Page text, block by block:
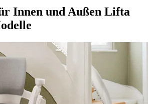
Innen und Außen Lifta